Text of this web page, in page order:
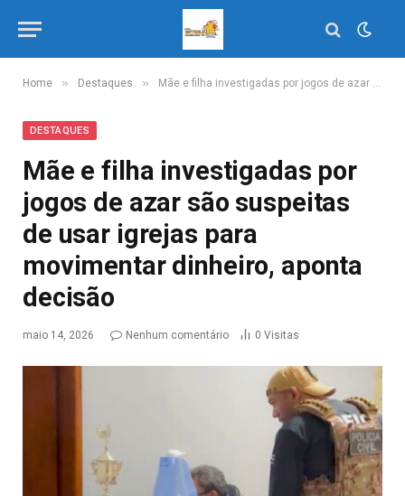
Home » Destaques » Mãe e filha investigadas por jogos de azar são suspeitas de usar igrejas para movimentar dinheiro, aponta decisão
DESTAQUES
Mãe e filha investigadas por
jogos de azar são suspeitas
de usar igrejas para
movimentar dinheiro, aponta
decisão
maio 14, 2026 Nenhum comentário 0 Visitas